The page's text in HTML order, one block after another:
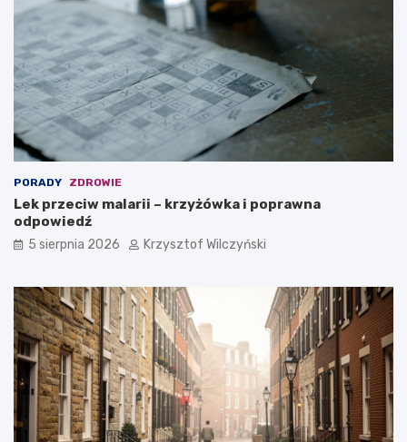
PORADY ZDROWIE
Lek przeciw malarii – krzyżówka i poprawna
odpowiedź
5 sierpnia 2026 Krzysztof Wilczyński